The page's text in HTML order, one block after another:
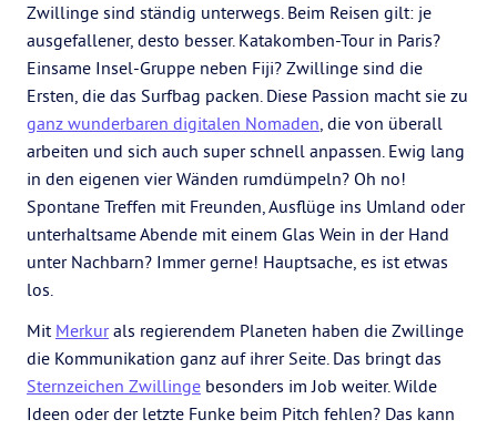
Zwillinge sind ständig unterwegs. Beim Reisen gilt: je
ausgefallener, desto besser. Katakomben-Tour in Paris?
Einsame Insel-Gruppe neben Fiji? Zwillinge sind die
Ersten, die das Surfbag packen. Diese Passion macht sie zu
ganz wunderbaren digitalen Nomaden, die von überall
arbeiten und sich auch super schnell anpassen. Ewig lang
in den eigenen vier Wänden rumdümpeln? Oh no!
Spontane Treffen mit Freunden, Ausflüge ins Umland oder
unterhaltsame Abende mit einem Glas Wein in der Hand
unter Nachbarn? Immer gerne! Hauptsache, es ist etwas
los.
Mit Merkurals regierendem Planeten haben die Zwillinge
die Kommunikation ganz auf ihrer Seite. Das bringt das
Sternzeichen Zwillinge besonders im Job weiter. Wilde
Ideen oder der letzte Funke beim Pitch fehlen? Das kann